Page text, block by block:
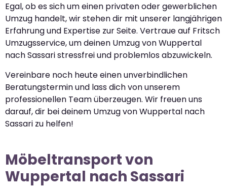
Egal, ob es sich um einen privaten oder gewerblichen
Umzug handelt, wir stehen dir mit unserer langjährigen
Erfahrung und Expertise zur Seite. Vertraue auf Fritsch
Umzugsservice, um deinen Umzug von Wuppertal
nach Sassari stressfrei und problemlos abzuwickeln.
Vereinbare noch heute einen unverbindlichen
Beratungstermin und lass dich von unserem
professionellen Team überzeugen. Wir freuen uns
darauf, dir bei deinem Umzug von Wuppertal nach
Sassari zu helfen!
Möbeltransport von
Wuppertal nach Sassari